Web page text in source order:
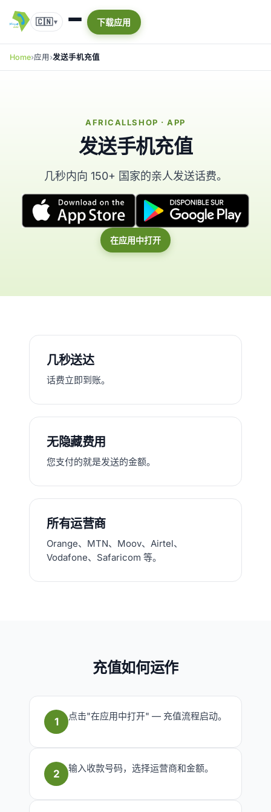
🇨🇳▾ 下载应用
Home 应用 发送手机充值
AFRICALLSHOP · APP
发送手机充值
几秒内向 150+ 国家的亲人发送话费。
在应用中打开
几秒送达
话费立即到账。
无隐藏费用
您支付的就是发送的金额。
所有运营商
Orange、MTN、Moov、Airtel、
Vodafone、Safaricom 等。
充值如何运作
1 点击"在应用中打开" — 充值流程启动。
2 输入收款号码，选择运营商和金额。